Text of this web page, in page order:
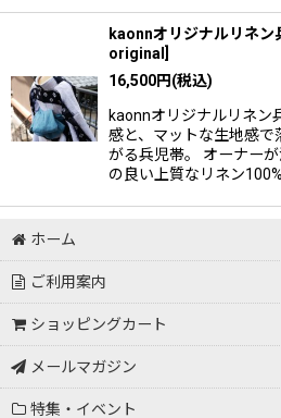
kaonnオリジナルリネン
original
16,500円(税込)
kaonnオリジナルリネン
感と、マットな生地感
がる兵児帯。 オーナー
の良い上質なリネン
ホーム
ご利用案内
ショッピングカート
メールマガジン
特集・イベント